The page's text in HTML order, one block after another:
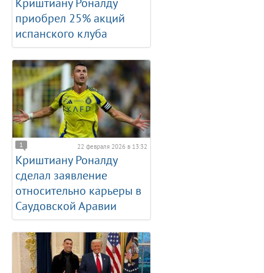
приобрел 25% акций
испанского клуба
1 22 февраля 2026 в 13:32
Криштиану Роналду
сделал заявление
относительно карьеры в
Саудовской Аравии